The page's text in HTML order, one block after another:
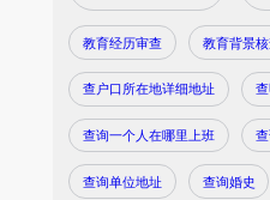
教育经历审查 教育背景
查户口所在地详细地址
查询一个人在哪里上班
查询单位地址 查询婚史